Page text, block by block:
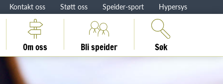
Kontakt oss Støtt oss Speider-sport Hypersys
Om oss Bli speider Søk